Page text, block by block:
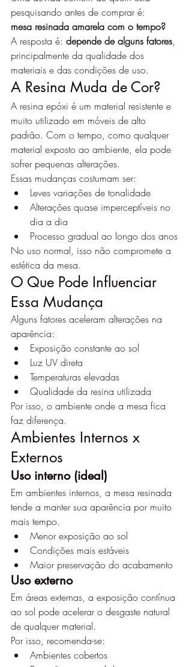
pesquisando antes de comprar é:
mesa resinada amarela com o tempo?
A resposta é: depende de alguns fatores,
principalmente da qualidade dos
materiais e das condições de uso.
A Resina Muda de Cor?
A resina epóxi é um material resistente e
muito utilizado em móveis de alto
padrão. Com o tempo, como qualquer
material exposto ao ambiente, ela pode
sofrer pequenas alterações.
Essas mudanças costumam ser:
Leves variações de tonalidade
Alterações quase imperceptíveis no
dia a dia
Processo gradual ao longo dos anos
No uso normal, isso não compromete a
estética da mesa.
O Que Pode Influenciar
Essa Mudança
Alguns fatores aceleram alterações na
aparência:
Exposição constante ao sol
Luz UV direta
Temperaturas elevadas
Qualidade da resina utilizada
Por isso, o ambiente onde a mesa fica
faz diferença.
Ambientes Internos x
Externos
Uso interno (ideal)
Em ambientes internos, a mesa resinada
tende a manter sua aparência por muito
mais tempo.
Menor exposição ao sol
Condições mais estáveis
Maior preservação do acabamento
Uso externo
Em áreas externas, a exposição contínua
ao sol pode acelerar o desgaste natural
de qualquer material.
Por isso, recomenda-se:
Ambientes cobertos